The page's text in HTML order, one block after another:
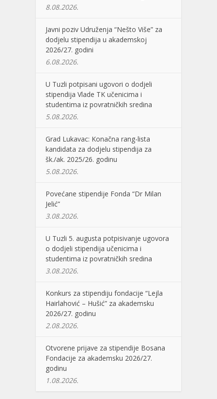
8.08.2026.
Javni poziv Udruženja “Nešto Više” za
dodjelu stipendija u akademskoj
2026/27. godini
6.08.2026.
U Tuzli potpisani ugovori o dodjeli
stipendija Vlade TK učenicima i
studentima iz povratničkih sredina
5.08.2026.
Grad Lukavac: Konačna rang-lista
kandidata za dodjelu stipendija za
šk./ak. 2025/26. godinu
5.08.2026.
Povećane stipendije Fonda “Dr Milan
Jelić”
3.08.2026.
U Tuzli 5. augusta potpisivanje ugovora
o dodjeli stipendija učenicima i
studentima iz povratničkih sredina
3.08.2026.
Konkurs za stipendiju fondacije “Lejla
Hairlahović – Hušić” za akademsku
2026/27. godinu
2.08.2026.
Otvorene prijave za stipendije Bosana
Fondacije za akademsku 2026/27.
godinu
1.08.2026.